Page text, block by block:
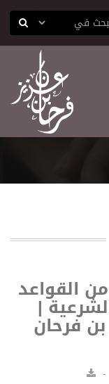
القواعد
|
فرحان